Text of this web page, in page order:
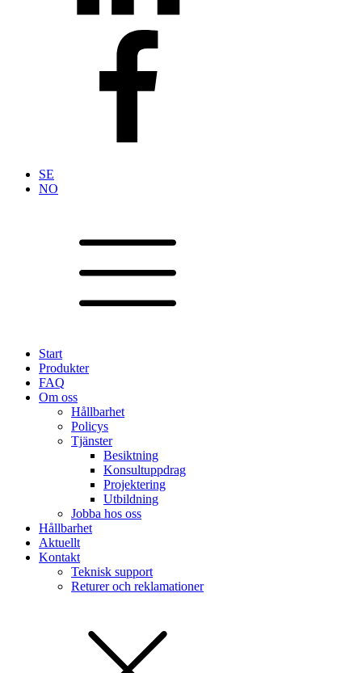
SE
NO
Start
Produkter
FAQ
Om oss
Hållbarhet
Policys
Tjänster
Besiktning
Konsultuppdrag
Projektering
Utbildning
Jobba hos oss
Hållbarhet
Aktuellt
Kontakt
Teknisk support
Returer och reklamationer